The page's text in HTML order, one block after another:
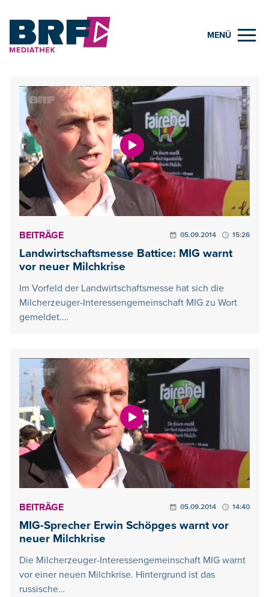
MENÜ
BEITRÄGE 05.09.2014 15:26
Landwirtschaftsmesse Battice: MIG warnt
vor neuer Milchkrise
Im Vorfeld der Landwirtschaftsmesse hat sich die
Milcherzeuger-Interessengemeinschaft MIG zu Wort
gemeldet.…
BEITRÄGE 05.09.2014 14:40
MIG-Sprecher Erwin Schöpges warnt vor
neuer Milchkrise
Die Milcherzeuger-Interessengemeinschaft MIG warnt
vor einer neuen Milchkrise. Hintergrund ist das
russische…